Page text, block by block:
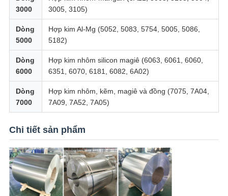
3000
3005, 3105)
Dòng
5000
Hợp kim Al-Mg (5052, 5083, 5754, 5005, 5086,
5182)
Dòng
6000
Hợp kim nhôm silicon magiê (6063, 6061, 6060,
6351, 6070, 6181, 6082, 6A02)
Dòng
7000
Hợp kim nhôm, kẽm, magiê và đồng (7075, 7A04,
7A09, 7A52, 7A05)
Chi tiết sản phẩm